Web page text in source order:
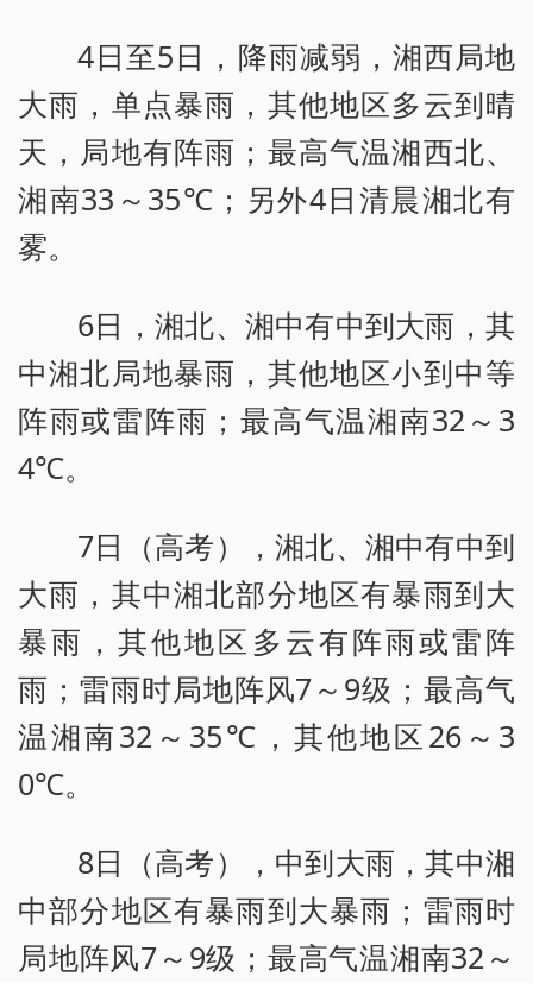
4日至5日，降雨减弱，湘西局地
大雨，单点暴雨，其他地区多云到晴
天，局地有阵雨；最高气温湘西北、
湘南33～35℃；另外4日清晨湘北有
雾。
6日，湘北、湘中有中到大雨，其
中湘北局地暴雨，其他地区小到中等
阵雨或雷阵雨；最高气温湘南32～3
4℃。
7日（高考），湘北、湘中有中到
大雨，其中湘北部分地区有暴雨到大
暴雨，其他地区多云有阵雨或雷阵
雨；雷雨时局地阵风7～9级；最高气
温湘南32～35℃，其他地区26～3
0℃。
8日（高考），中到大雨，其中湘
中部分地区有暴雨到大暴雨；雷雨时
局地阵风7～9级；最高气温湘南32～